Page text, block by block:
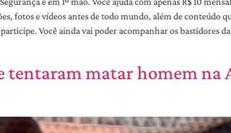
fotos e vídeos antes de todo mundo, além de conteúdo
Você ainda vai poder acompanhar os bastidores
tentaram matar homem na